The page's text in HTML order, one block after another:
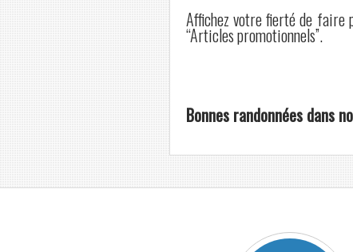
Affichez votre fierté de faire
“Articles promotionnels”.
Bonnes randonnées dans